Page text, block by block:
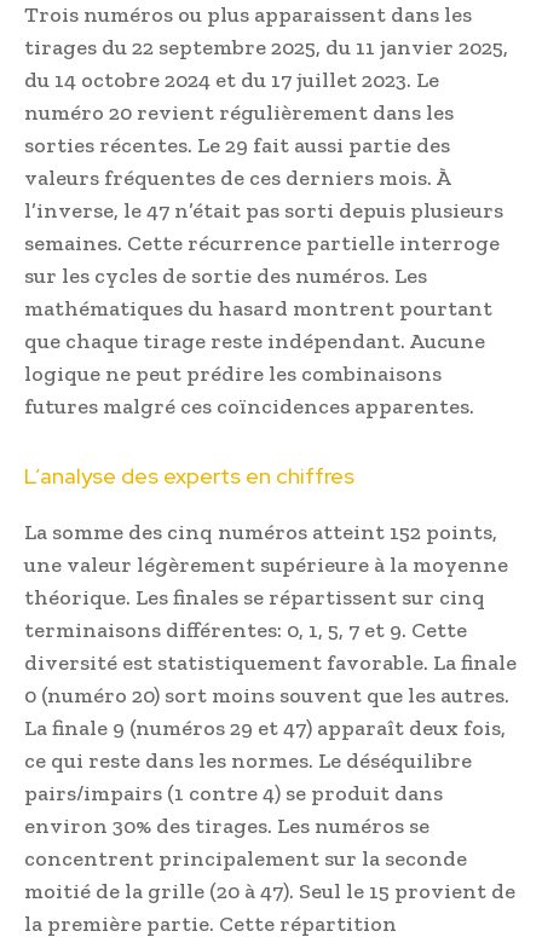
Trois numéros ou plus apparaissent dans les
tirages du 22 septembre 2025, du 11 janvier 2025,
du 14 octobre 2024 et du 17 juillet 2023. Le
numéro 20 revient régulièrement dans les
sorties récentes. Le 29 fait aussi partie des
valeurs fréquentes de ces derniers mois. À
l’inverse, le 47 n’était pas sorti depuis plusieurs
semaines. Cette récurrence partielle interroge
sur les cycles de sortie des numéros. Les
mathématiques du hasard montrent pourtant
que chaque tirage reste indépendant. Aucune
logique ne peut prédire les combinaisons
futures malgré ces coïncidences apparentes.
L’analyse des experts en chiffres
La somme des cinq numéros atteint 152 points,
une valeur légèrement supérieure à la moyenne
théorique. Les finales se répartissent sur cinq
terminaisons différentes: 0, 1, 5, 7 et 9. Cette
diversité est statistiquement favorable. La finale
0 (numéro 20) sort moins souvent que les autres.
La finale 9 (numéros 29 et 47) apparaît deux fois,
ce qui reste dans les normes. Le déséquilibre
pairs/impairs (1 contre 4) se produit dans
environ 30% des tirages. Les numéros se
concentrent principalement sur la seconde
moitié de la grille (20 à 47). Seul le 15 provient de
la première partie. Cette répartition